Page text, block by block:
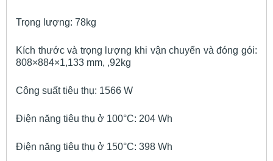
Trọng lượng: 78kg
Kích thước và trọng lượng khi vận chuyển và đóng gói:
808×884×1,133 mm, ,92kg
Công suất tiêu thụ: 1566 W
Điện năng tiêu thụ ở 100°C: 204 Wh
Điện năng tiêu thụ ở 150°C: 398 Wh